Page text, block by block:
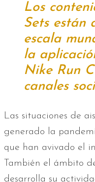
Los
Sets están
escala
la
Nike Run
canales
Las situaciones de
generado la
que han avivado el
También el ámbito
desarrolla su